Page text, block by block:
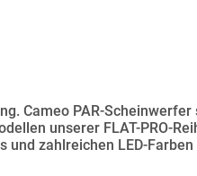
Cameo PAR-Scheinwerfer
unserer FLAT-PRO-
zahlreichen LED-